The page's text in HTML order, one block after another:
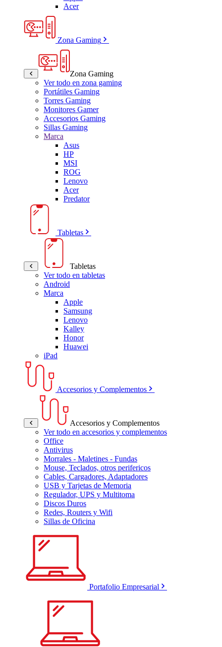
Acer
Zona Gaming
Zona Gaming
Ver todo en zona gaming
Portátiles Gaming
Torres Gaming
Monitores Gamer
Accesorios Gaming
Sillas Gaming
Marca
Asus
HP
MSI
ROG
Lenovo
Acer
Predator
Tabletas
Tabletas
Ver todo en tabletas
Android
Marca
Apple
Samsung
Lenovo
Kalley
Honor
Huawei
iPad
Accesorios y Complementos
Accesorios y Complementos
Ver todo en accesorios y complementos
Office
Antivirus
Morrales - Maletines - Fundas
Mouse, Teclados, otros perifericos
Cables, Cargadores, Adaptadores
USB y Tarjetas de Memoria
Regulador, UPS y Multitoma
Discos Duros
Redes, Routers y Wifi
Sillas de Oficina
Portafolio Empresarial